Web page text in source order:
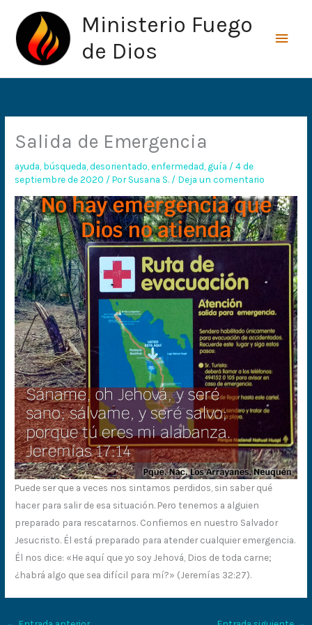
contenido
Ministerio Fuego
de Dios
Salida de Emergencia
ayuda búsqueda ,desorientado ,enfermedad guía /4 de
septiembre de 2020 / PorSusana S. / Deja un comentario
Puede ser que a veces nos sintamos perdidos, sin saber qué
hacer para salir de esa situación. Pero tenemos a alguien
preparado para rescatarnos. Confiemos en nuestro Salvador
Jesucristo. Él está preparado para atender cualquier emergencia.
Él nos dice: «He aquí que yo soy Jehová, Dios de toda carne;
¿habrá algo que sea difícil para mí?» (Jeremías 32:27).